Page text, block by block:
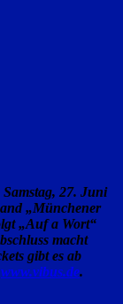
27. Juni
„Münchener
„Auf a Wort“
macht
gibt es ab
www.vibus.de.